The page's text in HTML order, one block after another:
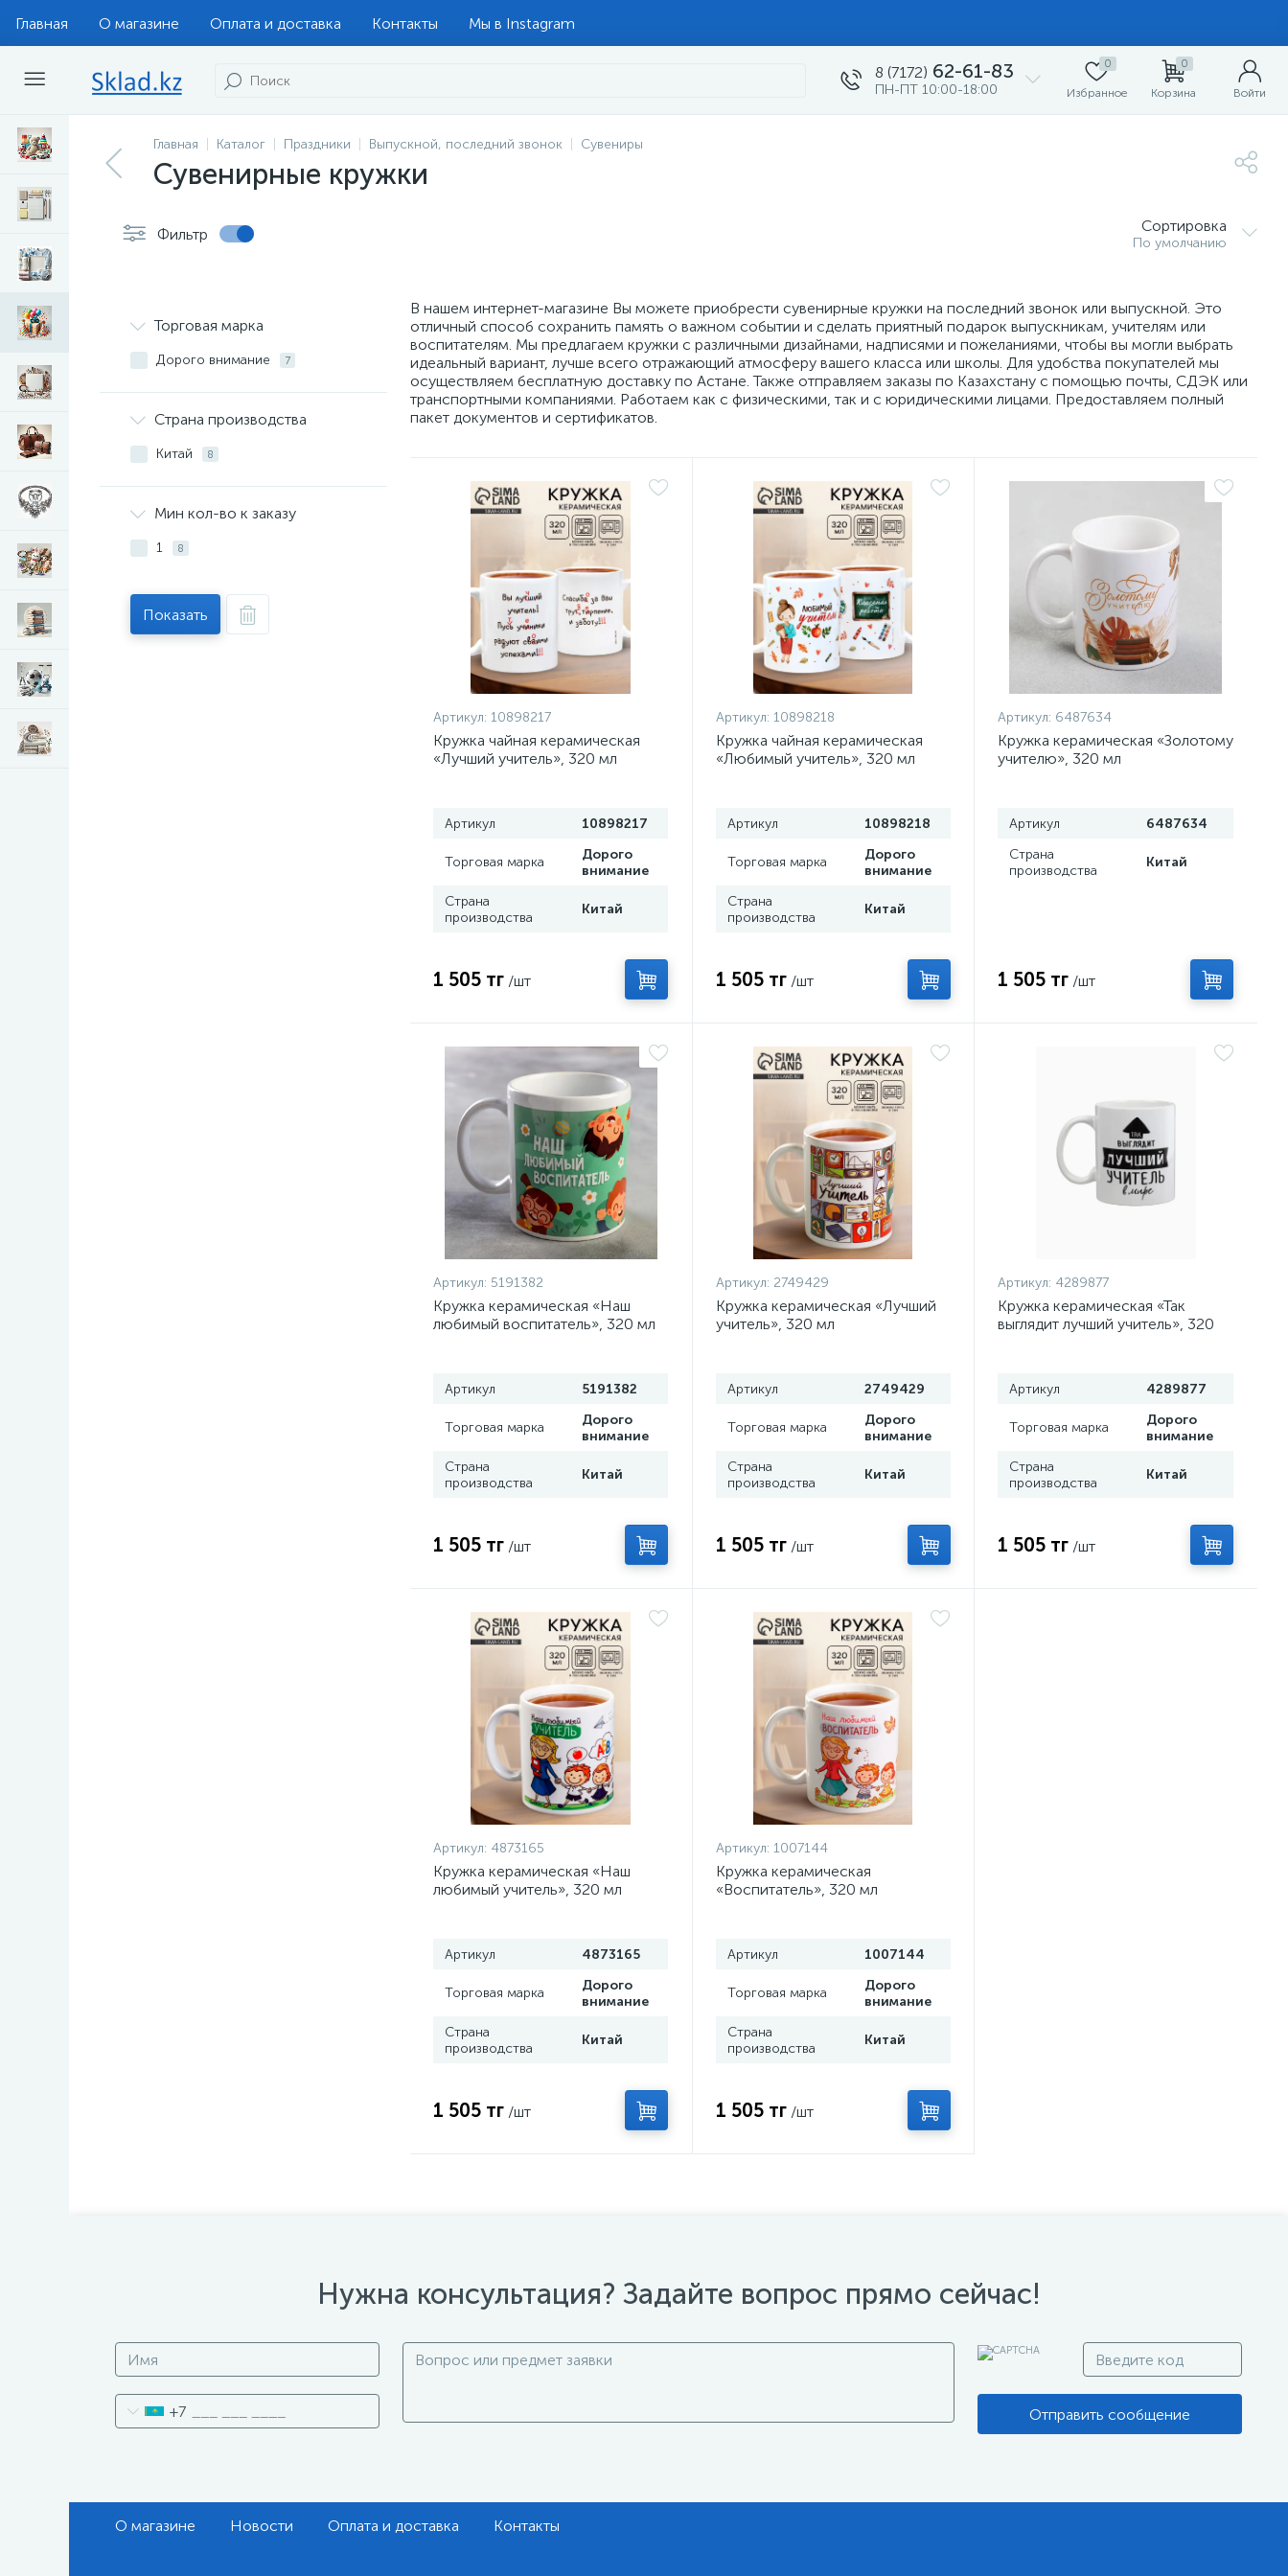
Главная О магазине Оплата и доставка Контакты Мы в Instagram
8 (7172) 62-61-83
ПН-ПТ 10:00-18:00
0
Избранное
0
Корзина Войти
Главная Каталог Праздники Выпускной, последний звонок Сувениры
Сувенирные кружки
Фильтр Сортировка
По умолчанию
Торговая марка
Дорого внимание 7
Страна производства
Китай 8
Мин кол-во к заказу
1 8
Показать
В нашем интернет-магазине Вы можете приобрести сувенирные кружки на последний звонок или выпускной. Это
отличный способ сохранить память о важном событии и сделать приятный подарок выпускникам, учителям или
воспитателям. Мы предлагаем кружки с различными дизайнами, надписями и пожеланиями, чтобы вы могли выбрать
идеальный вариант, лучше всего отражающий атмосферу вашего класса или школы. Для удобства покупателей мы
осуществляем бесплатную доставку по Астане. Также отправляем заказы по Казахстану с помощью почты, СДЭК или
транспортными компаниями. Работаем как с физическими, так и с юридическими лицами. Предоставляем полный
пакет документов и сертификатов.
Артикул: 10898217
Кружка чайная керамическая
«Лучший учитель», 320 мл
Артикул 10898217
Торговая марка
Дорого
внимание
Страна
производства
Китай
1 505 тг /шт
Артикул: 10898218
Кружка чайная керамическая
«Любимый учитель», 320 мл
Артикул 10898218
Торговая марка
Дорого
внимание
Страна
производства
Китай
1 505 тг /шт
Артикул: 6487634
Кружка керамическая «Золотому
учителю», 320 мл
Артикул
6487634
Страна
производства
Китай
1 505 тг /шт
Артикул: 5191382
Кружка керамическая «Наш
любимый воспитатель», 320 мл
Артикул 5191382
Торговая марка
Дорого
внимание
Страна
производства
Китай
1 505 тг /шт
Артикул: 2749429
Кружка керамическая «Лучший
учитель», 320 мл
Артикул 2749429
Торговая марка
Дорого
внимание
Страна
производства
Китай
1 505 тг /шт
Артикул: 4289877
Кружка керамическая «Так
выглядит лучший учитель», 320
Артикул 4289877
Торговая марка
Дорого
внимание
Страна
производства
Китай
1 505 тг /шт
Артикул: 4873165
Кружка керамическая «Наш
любимый учитель», 320 мл
Артикул 4873165
Торговая марка
Дорого
внимание
Страна
производства
Китай
1 505 тг /шт
Артикул: 1007144
Кружка керамическая
«Воспитатель», 320 мл
Артикул 1007144
Торговая марка
Дорого
внимание
Страна
производства
Китай
1 505 тг /шт
Нужна консультация? Задайте вопрос прямо сейчас!
+7 Отправить сообщение
О магазине Новости Оплата и доставка Контакты